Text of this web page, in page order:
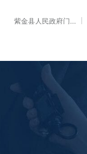
紫金县人民政府门...